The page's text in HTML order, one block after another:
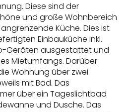
Diese sind der
und große Wohnbereich
Küche. Dies ist
Einbauküche inkl.
Geräten ausgestattet und
Mietumfangs. Darüber
Wohnung über zwei
mit Bad. Das
über ein Tageslichtbad
und Dusche. Das